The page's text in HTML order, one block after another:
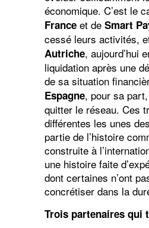
économique. C’est le
Franceet de Smart
cessé leurs activités,
Autriche, aujourd’hui
liquidation après une
de sa situation
Espagne, pour sa
quitter le réseau. Ces
différentes les unes
partie de l’histoire
construite à
une histoire faite
dont certaines n’ont
concrétiser dans la
Trois partenaires qui